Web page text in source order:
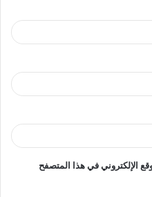
الإلكتروني في هذا المتصفح